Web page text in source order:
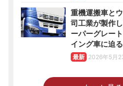
重機運搬車と
司工業が製作
ーパーグレー
イング車に迫る
最新 2026年5月